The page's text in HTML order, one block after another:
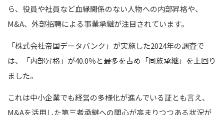
ら、役員や社員など血縁関係のない人物への内部昇格や、
M&A、外部招聘による事業承継が注目されています。
「株式会社帝国データバンク」が実施した2024年の調査で
は、「内部昇格」が40.0％と最多を占め「同族承継」を上回り
ました。
これは中小企業でも経営の多様化が進んでいる証とも言え、
M&Aを活用した第三者承継への関心が高まりつつある状況が